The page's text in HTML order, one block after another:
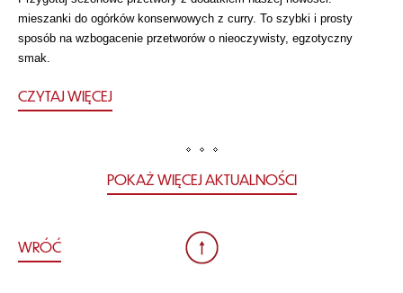
mieszanki do ogórków konserwowych z curry. To szybki i prosty
sposób na wzbogacenie przetworów o nieoczywisty, egzotyczny
smak.
CZYTAJ WIĘCEJ
POKAŻ WIĘCEJ AKTUALNOŚCI
WRÓĆ